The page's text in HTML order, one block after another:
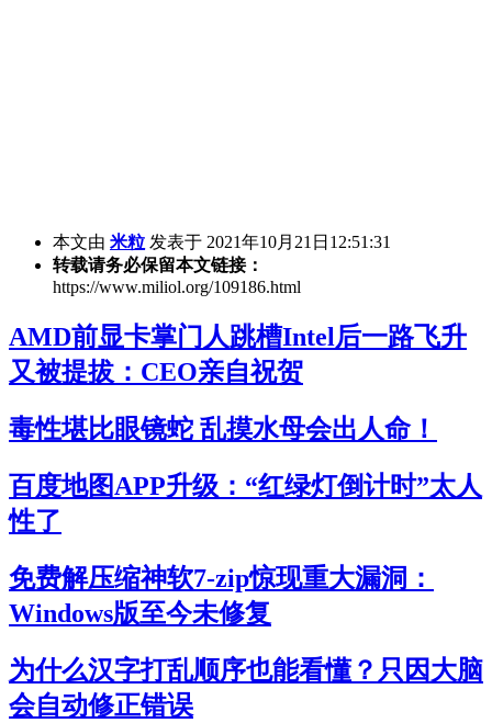
本文由 米粒 发表于 2021年10月21日12:51:31
转载请务必保留本文链接：
https://www.miliol.org/109186.html
AMD前显卡掌门人跳槽Intel后一路飞升
又被提拔：CEO亲自祝贺
毒性堪比眼镜蛇 乱摸水母会出人命！
百度地图APP升级：“红绿灯倒计时”太人
性了
免费解压缩神软7-zip惊现重大漏洞：
Windows版至今未修复
为什么汉字打乱顺序也能看懂？只因大脑
会自动修正错误